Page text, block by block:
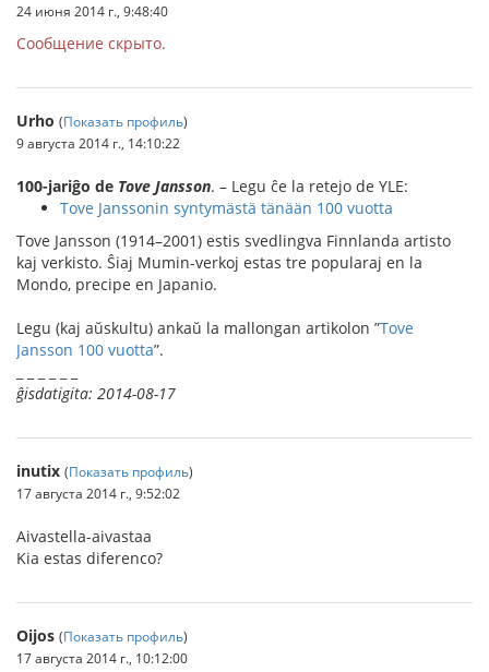
24 июня 2014 г., 9:48:40
Сообщение скрыто.
Urho (Показать профиль)
9 августа 2014 г., 14:10:22
100-jariĝo de Tove Jansson. – Legu ĉe la retejo de YLE:
Tove Janssonin syntymästä tänään 100 vuotta
Tove Jansson (1914–2001) estis svedlingva Finnlanda artisto
kaj verkisto. Ŝiaj Mumin-verkoj estas tre popularaj en la
Mondo, precipe en Japanio.
Legu (kaj aŭskultu) ankaŭ la mallongan artikolon ”Tove
Jansson 100 vuotta”.
ĝisdatigita: 2014-08-17
inutix (Показать профиль)
17 августа 2014 г., 9:52:02
Aivastella-aivastaa
Kia estas diferenco?
Oijos (Показать профиль)
17 августа 2014 г., 10:12:00